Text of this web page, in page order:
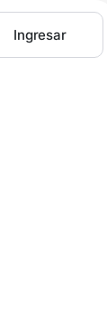
Ingresar